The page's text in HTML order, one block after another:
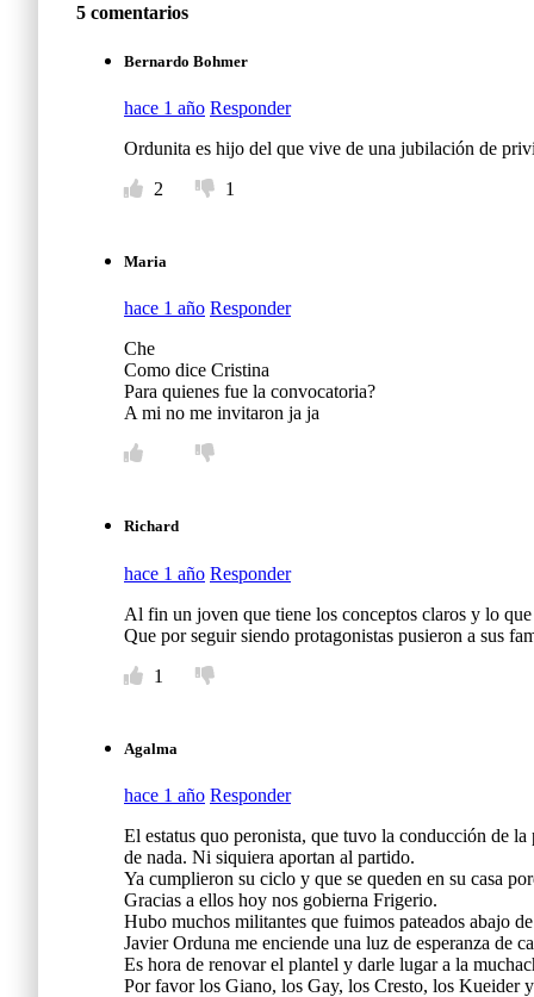
5 comentarios
Bernardo Bohmer
hace 1 año Responder
Ordunita es hijo del que vive de una jubilación de
2
1
Maria
hace 1 año Responder
Che
Como dice Cristina
Para quienes fue la convocatoria?
A mi no me invitaron ja ja
Richard
hace 1 año Responder
Al fin un joven que tiene los conceptos claros y lo
Que por seguir siendo protagonistas pusieron a sus
1
Agalma
hace 1 año Responder
El estatus quo peronista, que tuvo la conducción de
de nada. Ni siquiera aportan al partido.
Ya cumplieron su ciclo y que se queden en su casa
Gracias a ellos hoy nos gobierna Frigerio.
Hubo muchos militantes que fuimos pateados abajo
Javier Orduna me enciende una luz de esperanza de
Es hora de renovar el plantel y darle lugar a la
Por favor los Giano, los Gay, los Cresto, los Kueider